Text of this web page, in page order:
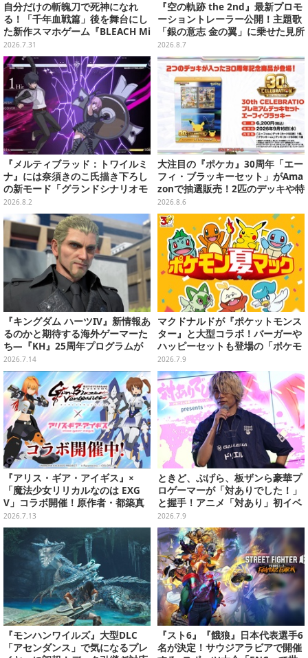
自分だけの斬魄刀で死神になれ
る！「千年血戦篇」後を舞台にし
た新作スマホゲーム『BLEACH Mi
rrors High』クローズドβテスト
レポート
2026.7.31
『空の軌跡 the 2nd』最新プロモ
ーショントレーラー公開！主題歌
「銀の意志 金の翼」に乗せた見所
満載の映像に
2026.8.7
『メルティブラッド：トワイルミ
ナ』には奈須きのこ氏描き下ろし
の新モード「グランドシナリオモ
ード」搭載！ワンボタンの簡単操
作「Act」も追加
2026.8.2
大注目の『ポケカ』30周年「エー
フィ・ブラッキーセット」がAma
zonで抽選販売！2匹のデッキや特
別カードを収録
2026.8.6
『キングダム ハーツIV』新情報あ
るのかと期待する海外ゲーマーた
ち―『KH』25周年プログラムが
ディズニー公式ファンイベントに
て実施へ
2026.7.14
マクドナルドが『ポケットモンス
ター』と大型コラボ！バーガーや
ハッピーセットも登場の「ポケモ
ン夏マック」7月中旬より順次開
催
2026.7.9
『アリス・ギア・アイギス』×
「魔法少女リリカルなのは EXG
V」コラボ開催！原作者・都築真
紀氏監修のオリジナルエピソード
が楽しめる
2026.7.13
ときど、ぷげら、板ザンら豪華プ
ロゲーマーが「対ありでした！」
と握手！アニメ「対あり」初イベ
ントが格ゲー愛に溢れすぎていた
【レポ】
2026.7.9
『モンハンワイルズ』大型DLC
「アセンダンス」で気になるプレ
『スト6』『餓狼』日本代表選手6
名が決定！サウジアラビアで開催